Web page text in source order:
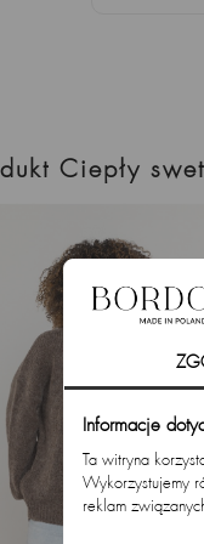
Ciepły
Informacje
Ta witryna
Wykorzystujemy
reklam